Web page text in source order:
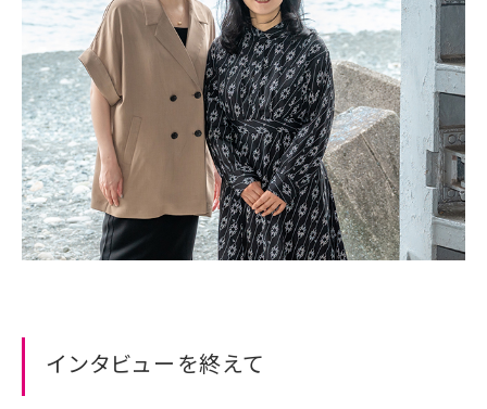
インタビューを終えて